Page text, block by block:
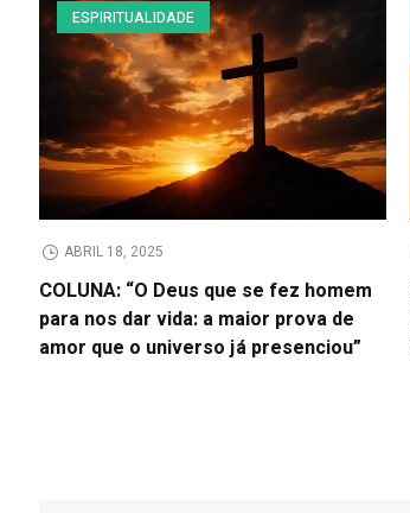
ESPIRITUALIDADE
ABRIL 18, 2025
COLUNA: “O Deus que se fez homem
para nos dar vida: a maior prova de
amor que o universo já presenciou”